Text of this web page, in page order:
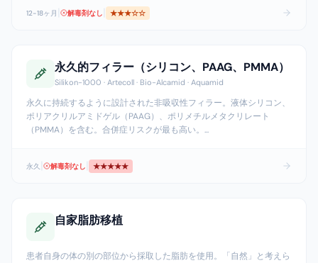
12-18ヶ月 解毒剤なし ★★★☆☆
永久的フィラー（シリコン、PAAG、PMMA）
Silikon-1000 · Artecoll · Bio-Alcamid · Aquamid
永久に持続するように設計された非吸収性フィラー。液体シリコン、
ポリアクリルアミドゲル（PAAG）、ポリメチルメタクリレート
（PMMA）を含む。合併症リスクが最も高い。 ...
永久 解毒剤なし ★★★★★
自家脂肪移植
患者自身の体の別の部位から採取した脂肪を使用。「自然」と考えら